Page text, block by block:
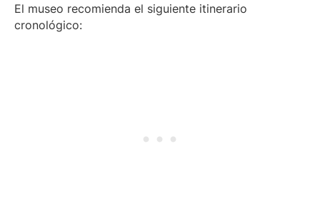
El museo recomienda el siguiente itinerario
cronológico: